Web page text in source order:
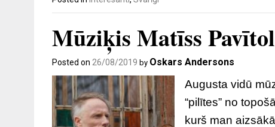
Mūziķis Matīss
Posted on 26/08/2019 by Oskars Andersons
Augusta vidū
“pilītes” no
kurš man